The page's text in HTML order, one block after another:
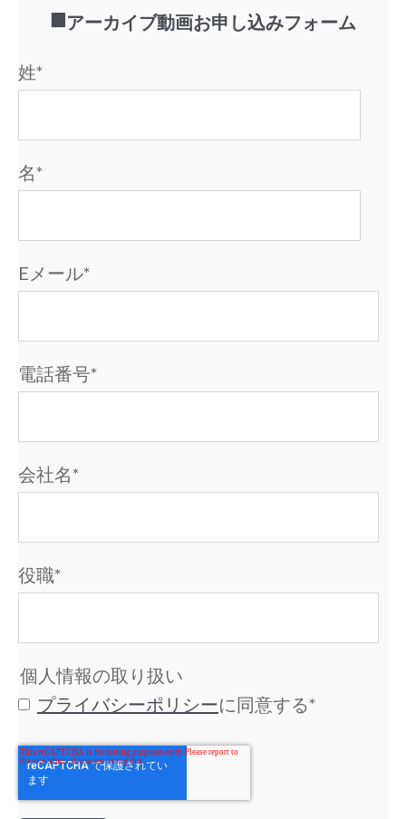
■アーカイブ動画お申し込みフォーム
姓*
名*
Eメール*
電話番号*
会社名*
役職*
個人情報の取り扱い
プライバシーポリシーに同意する*